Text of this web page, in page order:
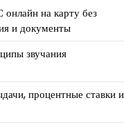
на карту без
и документы
звучания
процентные ставки и